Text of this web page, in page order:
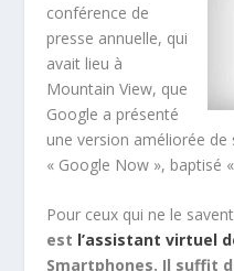
conférence de
presse annuelle, qui
avait lieu à
Mountain View, que
Google a présenté
une version améliorée
« Google Now », baptisé
Pour ceux qui ne le
est l’assistant virtuel
Smartphones. Il suffit